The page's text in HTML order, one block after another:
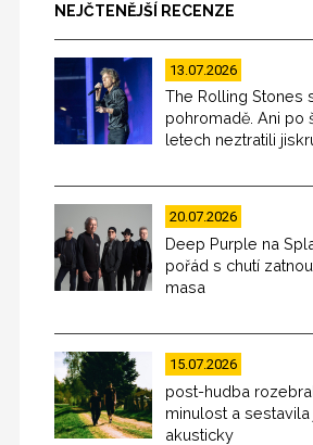
NEJČTENĚJŠÍ RECENZE
13.07.2026
The Rolling Stones
pohromadě. Ani po
letech neztratili
20.07.2026
Deep Purple na
pořád s chutí
masa
15.07.2026
post-hudba
minulost a sestavila
akusticky